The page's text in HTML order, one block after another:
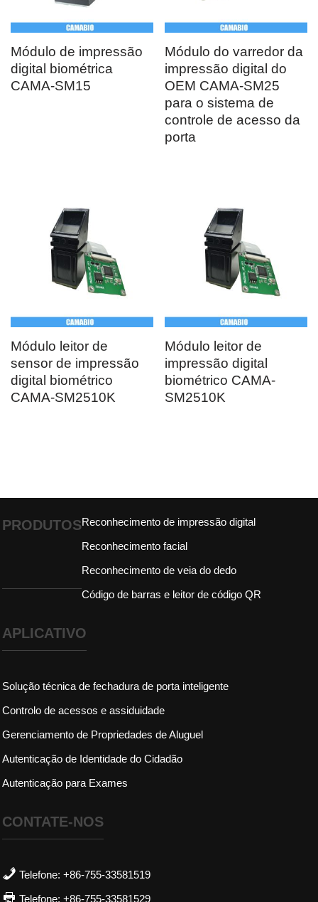
Módulo de impressão
digital biométrica
CAMA-SM15
Módulo do varredor da
impressão digital do
OEM CAMA-SM25
para o sistema de
controle de acesso da
porta
Módulo leitor de
sensor de impressão
digital biométrico
CAMA-SM2510K
Módulo leitor de
impressão digital
biométrico CAMA-
SM2510K
PRODUTOSReconhecimento de impressão digital
Reconhecimento facial
Reconhecimento de veia do dedo
Código de barras e leitor de código QR
APLICATIVO
Solução técnica de fechadura de porta inteligente
Controlo de acessos e assiduidade
Gerenciamento de Propriedades de Aluguel
Autenticação de Identidade do Cidadão
Autenticação para Exames
CONTATE-NOS
Telefone: +86-755-33581519
Telefone: +86-755-33581529